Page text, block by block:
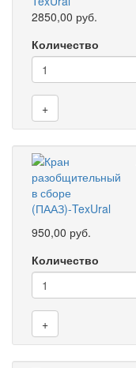
2850,00 руб.
Количество
+
950,00 руб.
Количество
+